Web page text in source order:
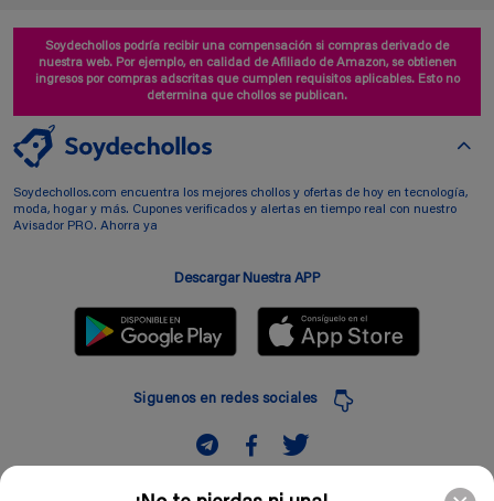
Soydechollos podría recibir una compensación si compras derivado de
nuestra web. Por ejemplo, en calidad de Afiliado de Amazon, se obtienen
ingresos por compras adscritas que cumplen requisitos aplicables. Esto no
determina que chollos se publican.
Soydechollos.com encuentra los mejores chollos y ofertas de hoy en tecnología,
moda, hogar y más. Cupones verificados y alertas en tiempo real con nuestro
Avisador PRO. Ahorra ya
Descargar Nuestra APP
Siguenos en redes sociales
Suscribir